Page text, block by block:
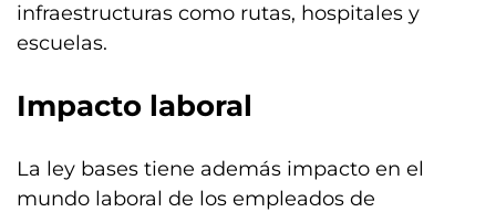
infraestructuras como rutas, hospitales y
escuelas.
Impacto laboral
La ley bases tiene además impacto en el
mundo laboral de los empleados de